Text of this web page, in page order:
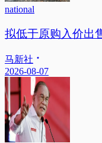
national
拟低于原购入价出
马新社
2026-08-07